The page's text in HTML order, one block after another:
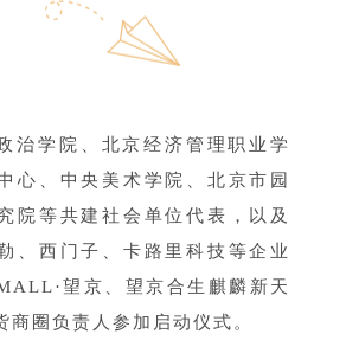
治学院、北京经济管理职业学
心、中央美术学院、北京市园
院等共建社会单位代表，以及
、西门子、卡路里科技等企业
望京、望京合生麒麟新天
商圈负责人参加启动仪式。